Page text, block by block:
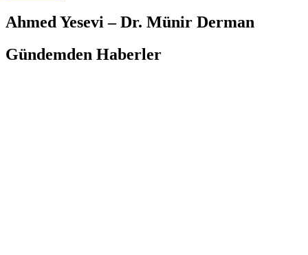
Ahmed Yesevi – Dr. Münir Derman
Gündemden Haberler